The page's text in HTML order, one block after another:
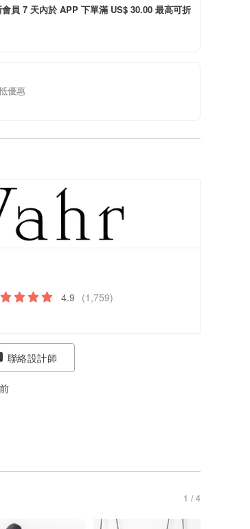
員 7 天內於 APP 下單滿 US$ 30.00 最高可折
優惠
4.9 (1,759)
聯絡設計師
1 / 4